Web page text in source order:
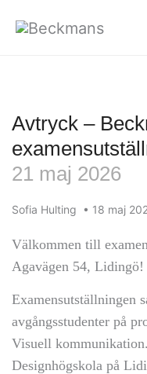
Avtryck –
21 maj 2026
Sofia Hulting • 18 maj
Välkommen till
Agavägen 54, Lidingö!
Examensutställningen
avgångsstudenter på
Visuell
Designhögskola på